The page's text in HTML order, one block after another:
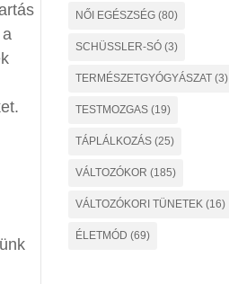
NŐI EGÉSZSÉG(80)
SCHÜSSLER-SÓ(3)
TERMÉSZETGYÓGYÁSZAT(3)
TESTMOZGAS(19)
TÁPLÁLKOZÁS(25)
VÁLTOZÓKOR (185)
VÁLTOZÓKORI TÜNETEK(16)
ÉLETMÓD (69)